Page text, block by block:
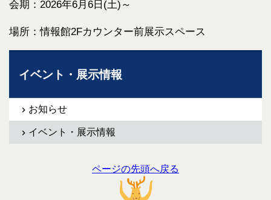
会期：2026年6月6日(土)～
場所：情報館2Fカウンター前展示スペース
イベント・展示情報
お知らせ
イベント・展示情報
ページの先頭へ戻る